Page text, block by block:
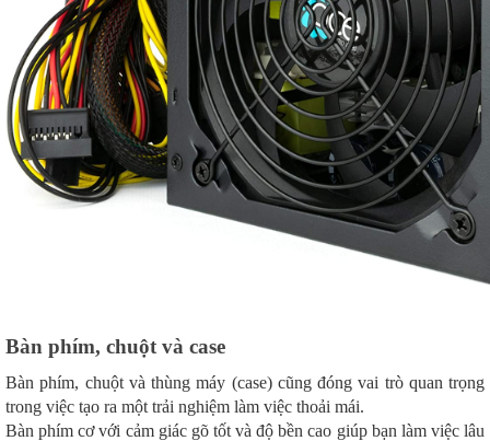
Bàn phím, chuột và case
Bàn phím, chuột và thùng máy (case) cũng đóng vai trò quan trọng
trong việc tạo ra một trải nghiệm làm việc thoải mái.
Bàn phím cơ với cảm giác gõ tốt và độ bền cao giúp bạn làm việc lâu